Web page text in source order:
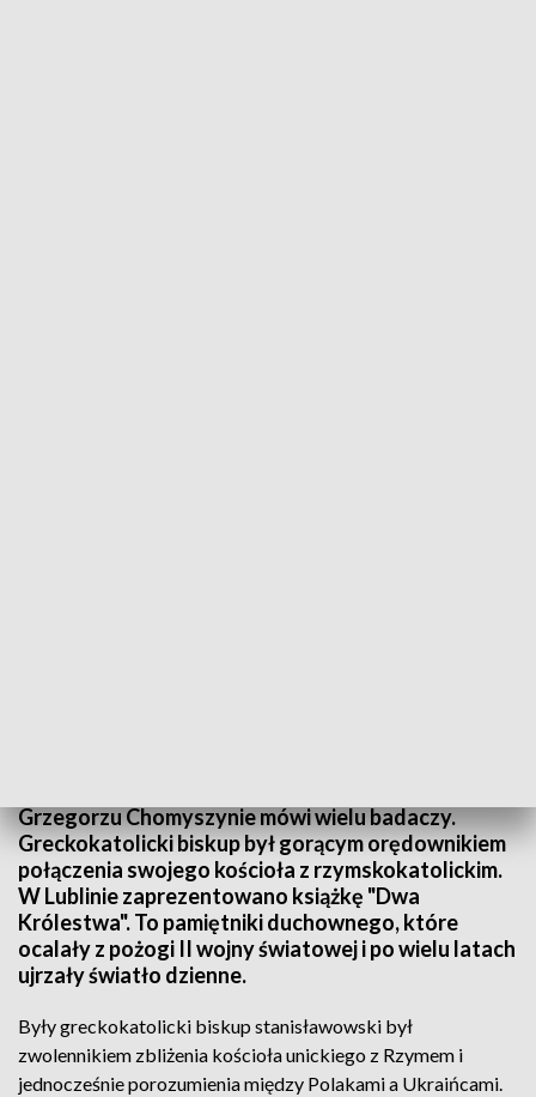
Grzegorzu Chomyszynie mówi wielu badaczy.
Greckokatolicki biskup był gorącym orędownikiem
połączenia swojego kościoła z rzymskokatolickim.
W Lublinie zaprezentowano książkę "Dwa
Królestwa". To pamiętniki duchownego, które
ocalały z pożogi II wojny światowej i po wielu latach
ujrzały światło dzienne.
Były greckokatolicki biskup stanisławowski był
zwolennikiem zbliżenia kościoła unickiego z Rzymem i
jednocześnie porozumienia między Polakami a Ukraińcami.